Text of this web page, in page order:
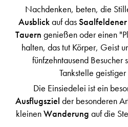
Nachdenken, beten, die
Ausblickauf dasSaalfeldener
Tauern genießen oder einen
halten, das tut Körper, Geist
fünfzehntausend Besucher
Tankstelle
Die Einsiedelei ist ein
Ausflugsziel der besonderen
kleinenWanderung auf die